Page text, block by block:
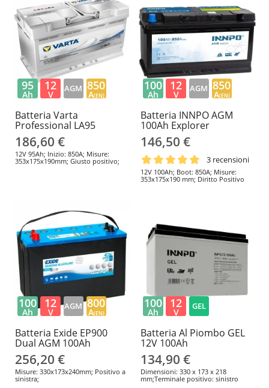
Batteria Varta
Professional LA95
186,60 €
12V 95Ah; Inizio: 850A; Misure:
353x175x190mm; Giusto positivo;
95
Ah
12
V
AGM 850
A(EN)
Batteria INNPO AGM
100Ah Explorer
146,50 €
3 recensioni
12V 100Ah; Boot: 850A; Misure:
353x175x190 mm; Diritto Positivo
100
Ah
12
V
AGM 850
A(EN)
Batteria Exide EP900
Dual AGM 100Ah
256,20 €
Misure: 330x173x240mm; Positivo a
sinistra;
100
Ah
12
V
AGM 800
A(EN)
Batteria Al Piombo GEL
12V 100Ah
134,90 €
Dimensioni: 330 x 173 x 218
mm;Terminale positivo: sinistro
100
Ah
12
V
GEL